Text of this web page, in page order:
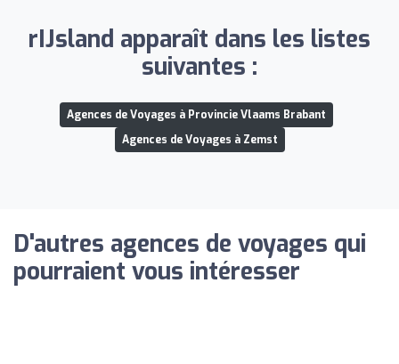
rIJsland apparaît dans les listes
suivantes :
Agences de Voyages à Provincie Vlaams Brabant
Agences de Voyages à Zemst
D'autres agences de voyages qui
pourraient vous intéresser